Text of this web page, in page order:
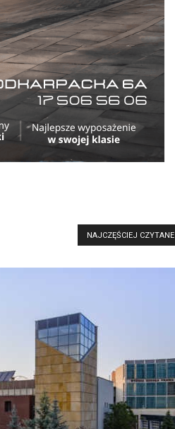
NAJCZĘŚCIEJ CZYTANE